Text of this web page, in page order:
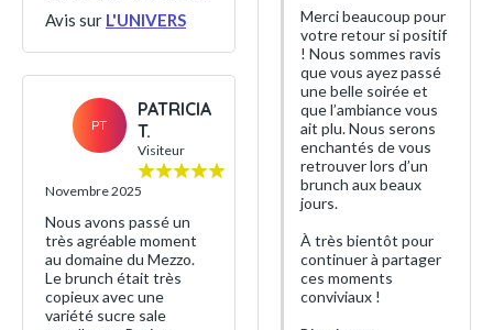
Avis sur L'UNIVERS
PT
PATRICIA
T.
Visiteur
Novembre 2025
Nous avons passé un
très agréable moment
au domaine du Mezzo.
Le brunch était très
copieux avec une
variété sucre sale
Merci beaucoup pour
votre retour si positif
! Nous sommes ravis
que vous ayez passé
une belle soirée et
que l’ambiance vous
ait plu. Nous serons
enchantés de vous
retrouver lors d’un
brunch aux beaux
jours.
À très bientôt pour
continuer à partager
ces moments
conviviaux !